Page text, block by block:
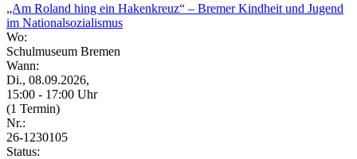
„Am Roland hing ein Hakenkreuz“ – Bremer Kindheit und Jugend
im Nationalsozialismus
Wo:
Schulmuseum Bremen
Wann:
Di., 08.09.2026,
15:00 - 17:00 Uhr
(1 Termin)
Nr.:
26-1230105
Status: